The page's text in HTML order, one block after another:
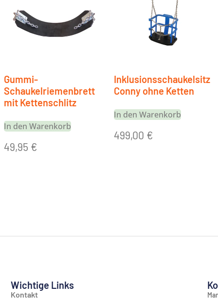
Gummi-
Schaukelriemenbrett
mit Kettenschlitz
In den Warenkorb
49,95 €
Inklusionsschaukelsitz
Conny ohne Ketten
In den Warenkorb
499,00 €
Wichtige Links
Kontakt